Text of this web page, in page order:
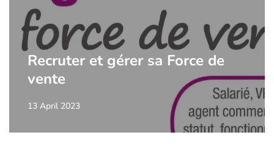
Recruter et gérer sa Force de
vente
13 April 2023